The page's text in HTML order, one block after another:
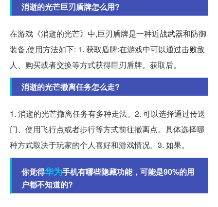
消逝的光芒巨刃盾牌怎么用?
在游戏《消逝的光芒》中,巨刃盾牌是一种近战武器和防御
装备,使用方法如下: 1. 获取盾牌:在游戏中可以通过击败敌
人、购买或者交换等方式获得巨刃盾牌。获取后。
消逝的光芒撤离任务怎么走?
1. 消逝的光芒撤离任务有多种走法。2. 可以选择通过传送
门、使用飞行点或者步行等方式前往撤离点。具体选择哪
种方式取决于玩家的个人喜好和游戏情况。3. 如果。
你觉得华为手机有哪些隐藏功能，可能是90%的用
户都不知道的?